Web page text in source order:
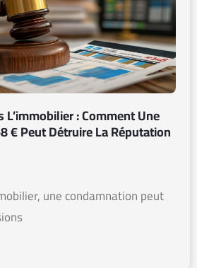
L’immobilier : Comment Une
€ Peut Détruire La Réputation
une condamnation peut